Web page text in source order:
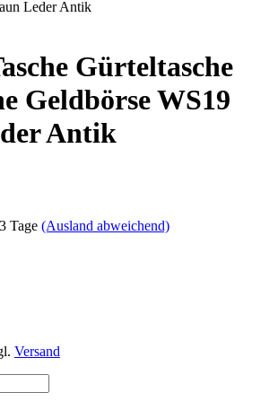
Gürteltasche
Geldbörse WS19
Antik
Tage (Ausland abweichend)
Versand